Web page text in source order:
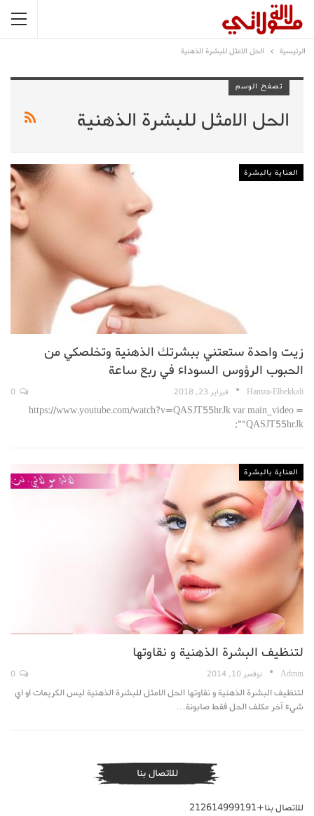
الرئيسية الحل الامثل للبشرة الذهنية
تصفح الوسم
الحل الامثل للبشرة الذهنية
العناية بالبشرة
زيت واحدة ستعتني ببشرتك الذهنية وتخلصكي من
الحبوب الرؤوس السوداء في ربع ساعة
Hamza-Elbekkali فبراير 23, 2018
https://www.youtube.com/watch?v=QASJT55hrJk var main_video =
"QASJT55hrJk";
العناية بالبشرة
لتنظيف البشرة الذهنية و نقاوتها
Admin نوفمبر 10, 2014
لتنظيف البشرة الذهنية و نقاوتها الحل الامثل للبشرة الذهنية ليس الكريمات او اي
شيء آخر مكلف الحل فقط صابونة…
للاتصال بنا
للاتصال بنا+212614999191